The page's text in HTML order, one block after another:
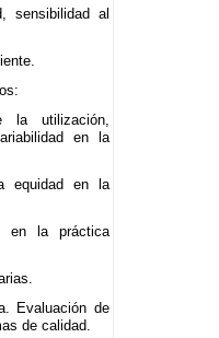
sensibilidad al
la utilización,
en la
equidad en la
en la práctica
Evaluación de
de calidad.